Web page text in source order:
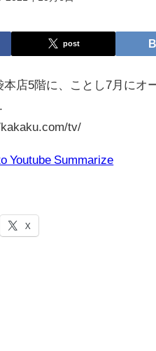
post
本店5階に、ことし7月にオ
tv/
Youtube Summarize
X